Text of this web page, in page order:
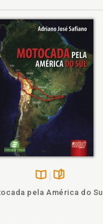
Disponível
páginas
pela América do Sul